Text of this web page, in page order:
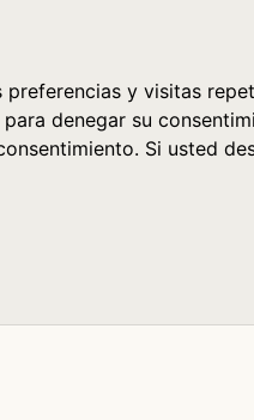
y visitas
denegar su
Si usted